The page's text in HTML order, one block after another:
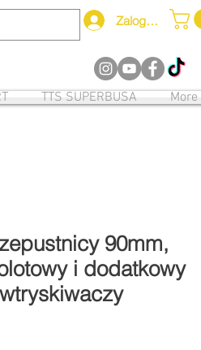
Zaloguj się
TTS SUPERBUSA More
90mm,
i dodatkowy